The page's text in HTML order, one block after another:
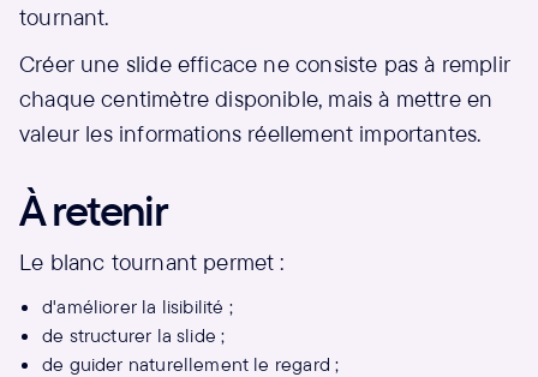
tournant.
Créer une slide efficace ne consiste pas à remplir
chaque centimètre disponible, mais à mettre en
valeur les informations réellement importantes.
À retenir
Le blanc tournant permet :
d'améliorer la lisibilité ;
de structurer la slide ;
de guider naturellement le regard ;